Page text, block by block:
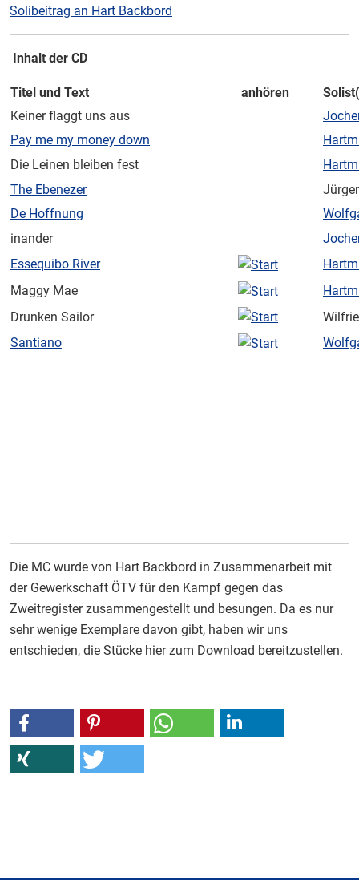
Solibeitrag an Hart Backbord
Inhalt der CD
Titel und Text anhören
Keiner flaggt uns aus
Pay me my money down
Die Leinen bleiben fest
The Ebenezer
De Hoffnung
inander
Essequibo River
Maggy Mae
Drunken Sailor
Santiano
Die MC wurde von Hart Backbord in Zusammenarbeit mit
der Gewerkschaft ÖTV für den Kampf gegen das
Zweitregister zusammengestellt und besungen. Da es nur
sehr wenige Exemplare davon gibt, haben wir uns
entschieden, die Stücke hier zum Download bereitzustellen.